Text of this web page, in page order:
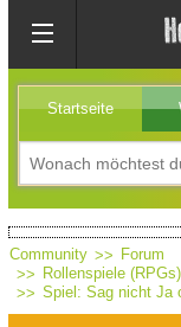
Startseite
Community
Forum
Rollenspiele
Spiel: Sag nicht Ja